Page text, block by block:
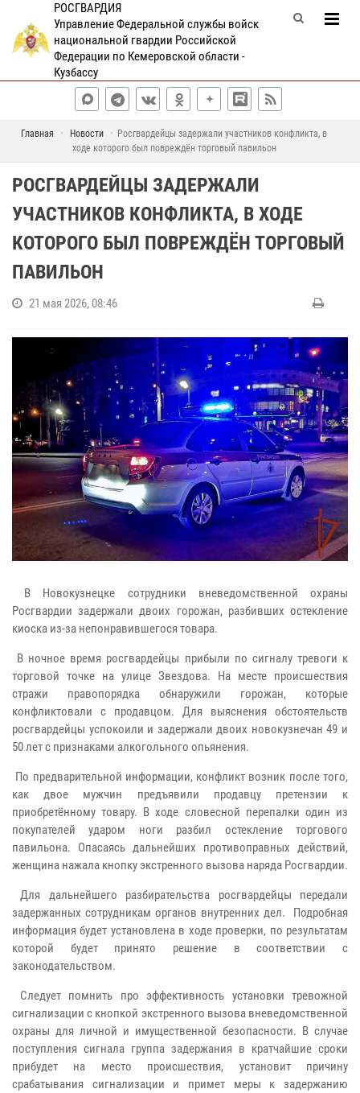
РОСГВАРДИЯ
Управление Федеральной службы войск
национальной гвардии Российской
Федерации по Кемеровской области -
Кузбассу
Главная Новости
Росгвардейцы задержали участников конфликта, в
ходе которого был повреждён торговый павильон
РОСГВАРДЕЙЦЫ ЗАДЕРЖАЛИ
УЧАСТНИКОВ КОНФЛИКТА, В ХОДЕ
КОТОРОГО БЫЛ ПОВРЕЖДЁН ТОРГОВЫЙ
ПАВИЛЬОН
21 мая 2026, 08:46
В Новокузнецке сотрудники вневедомственной охраны
Росгвардии задержали двоих горожан, разбивших остекление
киоска из-за непонравившегося товара.
В ночное время росгвардейцы прибыли по сигналу тревоги к
торговой точке на улице Звездова. На месте происшествия
стражи правопорядка обнаружили горожан, которые
конфликтовали с продавцом. Для выяснения обстоятельств
росгвардейцы успокоили и задержали двоих новокузнечан 49 и
50 лет с признаками алкогольного опьянения.
По предварительной информации, конфликт возник после того,
как двое мужчин предъявили продавцу претензии к
приобретённому товару. В ходе словесной перепалки один из
покупателей ударом ноги разбил остекление торгового
павильона. Опасаясь дальнейших противоправных действий,
женщина нажала кнопку экстренного вызова наряда Росгвардии.
Для дальнейшего разбирательства росгвардейцы передали
задержанных сотрудникам органов внутренних дел. Подробная
информация будет установлена в ходе проверки, по результатам
которой будет принято решение в соответствии с
законодательством.
Следует помнить про эффективность установки тревожной
сигнализации с кнопкой экстренного вызова вневедомственной
охраны для личной и имущественной безопасности. В случае
поступления сигнала группа задержания в кратчайшие сроки
прибудет на место происшествия, установит причину
срабатывания сигнализации и примет меры к задержанию